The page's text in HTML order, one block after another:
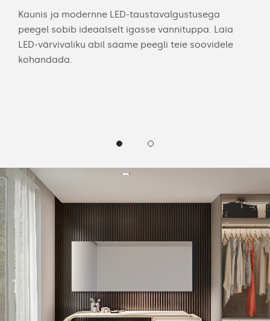
Kaunis ja modernne LED-taustavalgustusega
peegel sobib ideaalselt igasse vannituppa. Laia
LED-värvivaliku abil saame peegli teie soovidele
kohandada.